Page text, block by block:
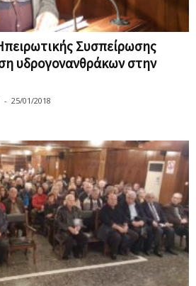
Συσπείρωσης
υδρογονανθράκων στην
- 25/01/2018